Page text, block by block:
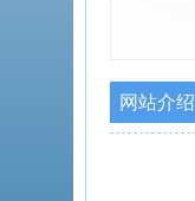
网站介绍